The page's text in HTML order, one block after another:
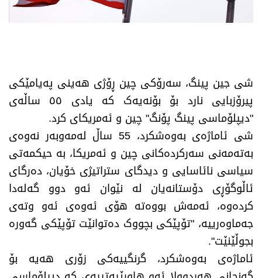
شی جین پینگ، سەرۆکی چین ڕۆژی هەینی پەیامێکی
پیرۆزبایی نارد بۆ بۆنەیەک کە یادی ٥٥ ساڵەی
"دیپلۆماسی پینگ پۆنگ" چین و ئەمریکای کرد.
شی ئاماژەی بەوەشکرد، 55 ساڵ لەمەوبەر نەوەی
بەتەمەنی سەرکردەکانی چین و ئەمریکا، بە حیکمەتی
سیاسی نائاسایی و دیدگای ستراتیژی خۆیان، دەرگای
ئاڵوگۆڕی دۆستانەیان لە نێوان ئەو دوو گەلەدا
کردەوە، ئەمەش بووەتە هۆی ئەوەی ئەو وتەی
جەماوەرییە، "تۆپێکی بچووک دەتوانێت تۆپێکی گەورە
بجوڵێنێت".
ئاماژەی بەوەشکرد، گرنگییەکی زۆری هەیە بۆ